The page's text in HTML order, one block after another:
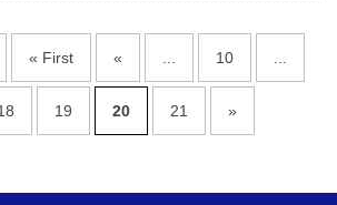
« First « 10
19 20 21 »